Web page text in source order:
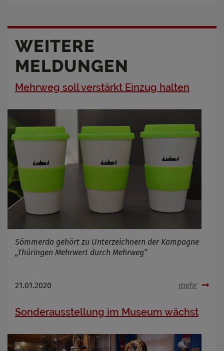
WEITERE
MELDUNGEN
Mehrweg soll verstärkt Einzug halten
Sömmerda gehört zu Unterzeichnern der Kampagne
„Thüringen Mehrwert durch Mehrweg“
21.01.2020 mehr
Sonderausstellung im Museum wächst